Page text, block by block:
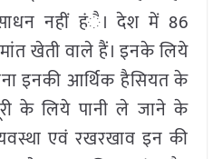
नहीं हंै। देश में 86
खेती वाले हैं। इनके लिये
इनकी आर्थिक हैसियत के
के लिये पानी ले जाने के
एवं रखरखाव इन की